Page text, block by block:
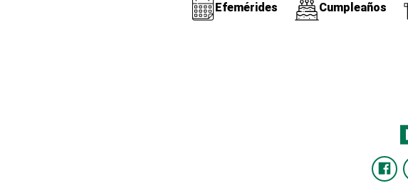
Efemérides Cumpleaños